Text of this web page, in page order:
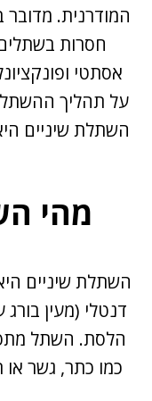
המודרנית.
חסרות
אסתטי
על תהליך
השתלת שיניים
מהי
השתלת שיניים
דנטלי (מעין בורג
הלסת. השתל
כמו כתר, גשר